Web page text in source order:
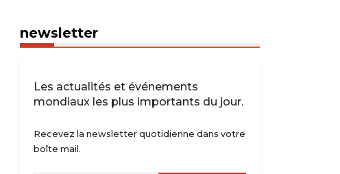
newsletter
Les actualités et événements
mondiaux les plus importants du jour.
Recevez la newsletter quotidienne dans votre
boîte mail.